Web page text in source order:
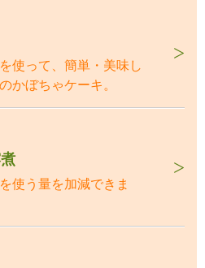
使って、簡単・美味し
かぼちゃケーキ。
使う量を加減できま